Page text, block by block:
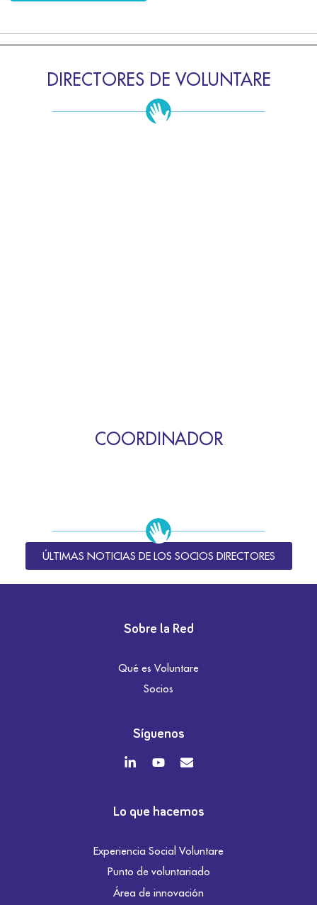
DIRECTORES DE VOLUNTARE
COORDINADOR
ÚLTIMAS NOTICIAS DE LOS SOCIOS DIRECTORES
Sobre la Red
Qué es Voluntare
Socios
Síguenos
Lo que hacemos
Experiencia Social Voluntare
Punto de voluntariado
Área de innovación